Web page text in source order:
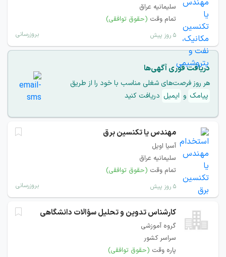
سلیمانیه عراق
تمام وقت (حقوق توافقی)
۵ روز پیش بروزرسانی
دریافت فوری آگهی‌ها
هر روز فرصت‌های شغلی مناسب با خود را از طریق
پیامک و ایمیل دریافت کنید
مهندس یا تکنسین برق
آسیا اویل
سلیمانیه عراق
تمام وقت (حقوق توافقی)
۵ روز پیش بروزرسانی
کارشناس تدوین و تحلیل سؤالات دانشگاهی
گروه آموزشی
سراسر کشور
پاره وقت (حقوق توافقی)